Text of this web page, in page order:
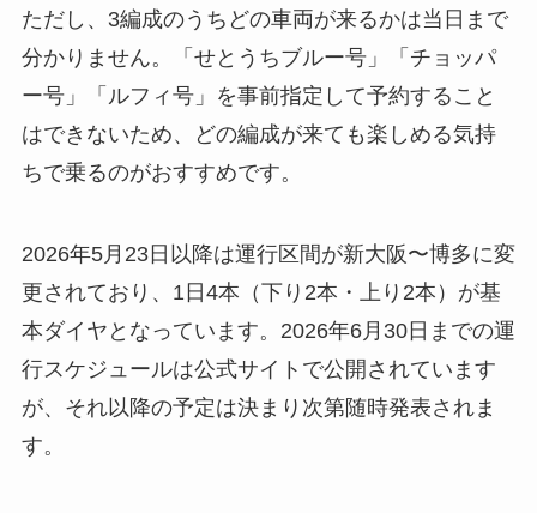
ただし、3編成のうちどの車両が来るかは当日まで
分かりません。「せとうちブルー号」「チョッパ
ー号」「ルフィ号」を事前指定して予約すること
はできないため、どの編成が来ても楽しめる気持
ちで乗るのがおすすめです。
2026年5月23日以降は運行区間が新大阪〜博多に変
更されており、1日4本（下り2本・上り2本）が基
本ダイヤとなっています。2026年6月30日までの運
行スケジュールは公式サイトで公開されています
が、それ以降の予定は決まり次第随時発表されま
す。